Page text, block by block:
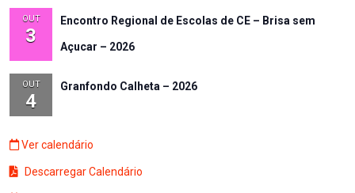
OUT
3
Encontro Regional de Escolas de CE – Brisa sem
Açucar – 2026
OUT
4
Granfondo Calheta – 2026
Ver calendário
Descarregar Calendário